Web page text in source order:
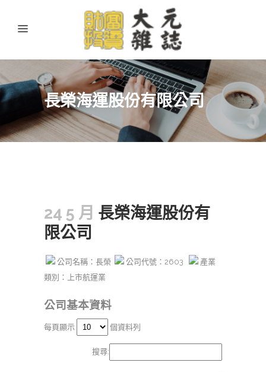
長榮海運股份有限公司
24 5 月 長榮海運股份有
限公司
公司名稱：長榮 公司代號：2603
產業
類別：上市航運業
公司基本資料
每頁顯示 個資料列
搜尋: